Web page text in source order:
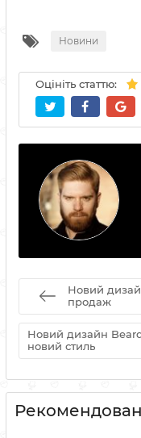
Новини
Оцініть статтю:
Новий
продаж
Новий дизайн
новий стиль